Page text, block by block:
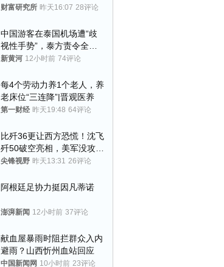
财富研究所 昨天16:07 28评论
中国游客在泰国机场遭“歧
视性手势”，泰方责令全面
调查，对责任人采取最严厉
新黄河 12小时前 74评论
每4个劳动力养1个老人，养
老床位“三连降”|晋观医养
第一财经 昨天19:48 64评论
比歼36更让西方恐慌！沈飞
歼50破空亮相，美军没攻克
的技术被拿下
尖锋视野 昨天13:31 26评论
阿根廷足协力挺因凡蒂诺
澎湃新闻 12小时前 37评论
献血屋暴雨时阻拦群众入内
避雨？山西忻州血站回应
中国新闻网 10小时前 23评论